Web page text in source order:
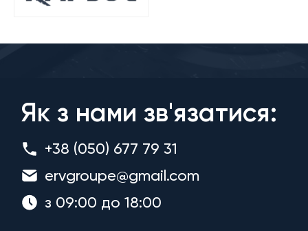
Як з нами зв'язатися:
+38 (050) 677 79 31
ervgroupe@gmail.com
з 09:00 до 18:00